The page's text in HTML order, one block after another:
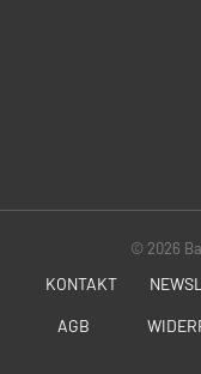
© 2026
KONTAKT
AGB